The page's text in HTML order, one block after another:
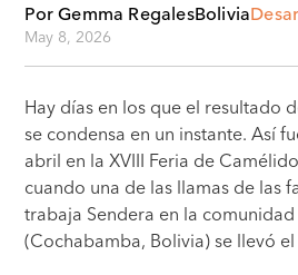
Por Gemma RegalesBolivia
May 8, 2026
Hay días en los que el resultado
se condensa en un instante. Así
abril en la XVIII Feria de
cuando una de las llamas de las
trabaja Sendera en la comunidad
(Cochabamba, Bolivia) se llevó